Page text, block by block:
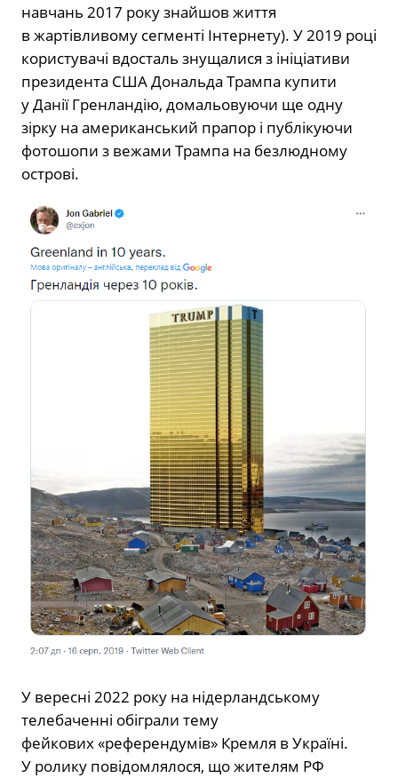
навчань 2017 року знайшов життя
в жартівливому сегменті Інтернету). У 2019 році
користувачі вдосталь знущалися з ініціативи
президента США Дональда Трампа купити
у Данії Гренландію, домальовуючи ще одну
зірку на американський прапор і публікуючи
фотошопи з вежами Трампа на безлюдному
острові.
У вересні 2022 року на нідерландському
телебаченні обіграли тему
фейкових «референдумів» Кремля в Україні.
У ролику повідомлялося, що жителям РФ